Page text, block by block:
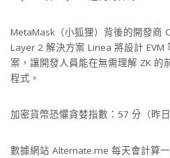
MetaMask（小狐狸）背後的開發商
Layer 2 解決方案 Linea 將設計 EVM
案，讓開發人員能在無需理解 ZK 的
程式。
加密貨幣恐懼貪婪指數：57 分（昨日
數據網站 Alternate.me 每天會計算